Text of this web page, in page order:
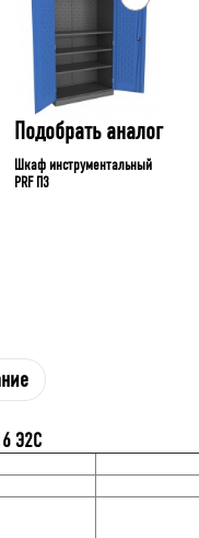
Подобрать аналог
Шкаф инструментальный
PRF П3
Э2С